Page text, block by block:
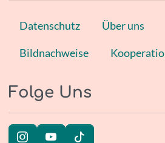
Datenschutz Über uns
Bildnachweise
Folge Uns